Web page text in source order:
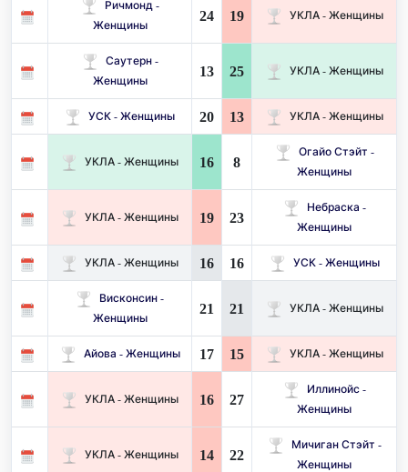
Ричмонд -
Женщины
24 19 УКЛА - Женщины
Саутерн -
Женщины
13 25 УКЛА - Женщины
УСК - Женщины 20 13 УКЛА - Женщины
УКЛА - Женщины 16 8
Огайо Стэйт -
Женщины
УКЛА - Женщины 19 23
Небраска -
Женщины
УКЛА - Женщины 16 16 УСК - Женщины
Висконсин -
Женщины
21 21 УКЛА - Женщины
Айова - Женщины 17 15 УКЛА - Женщины
УКЛА - Женщины 16 27
Иллинойс -
Женщины
УКЛА - Женщины 14 22
Мичиган Стэйт -
Женщины